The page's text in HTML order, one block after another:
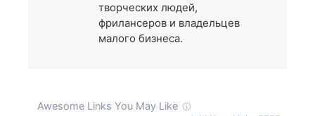
творческих людей,
фрилансеров и владельцев
малого бизнеса.